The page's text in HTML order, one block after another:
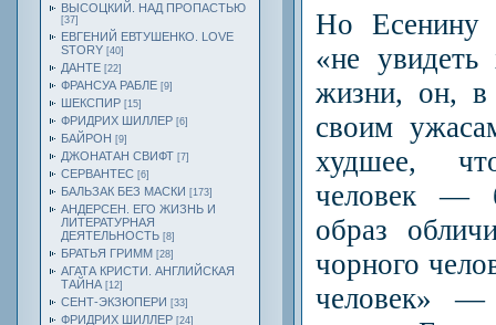
ВЫСОЦКИЙ. НАД ПРОПАСТЬЮ
[37]
ЕВГЕНИЙ ЕВТУШЕНКО. LOVE
STORY [40]
ДАНТЕ [22]
ФРАНСУА РАБЛЕ [9]
ШЕКСПИР [15]
ФРИДРИХ ШИЛЛЕР [6]
БАЙРОН [9]
ДЖОНАТАН СВИФТ [7]
СЕРВАНТЕС [6]
БАЛЬЗАК БЕЗ МАСКИ [173]
АНДЕРСЕН. ЕГО ЖИЗНЬ И
ЛИТЕРАТУРНАЯ
ДЕЯТЕЛЬНОСТЬ [8]
БРАТЬЯ ГРИММ [28]
АГАТА КРИСТИ. АНГЛИЙСКАЯ
ТАЙНА [12]
СЕНТ-ЭКЗЮПЕРИ [33]
ФРИДРИХ ШИЛЛЕР [24]
Но Есенину
«не
жизни, он, в
своим
худшее,
человек —
образ
чорного
человек» —